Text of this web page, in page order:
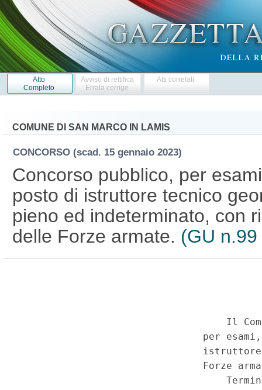
Atto
Completo
Avviso di rettifica
Errata corrige
Atti correlati
COMUNE DI SAN MARCO IN LAMIS
CONCORSO (scad. 15 gennaio 2023)
Concorso pubblico, per
posto di istruttore tecnico
pieno ed indeterminato, con
delle Forze armate. (GU